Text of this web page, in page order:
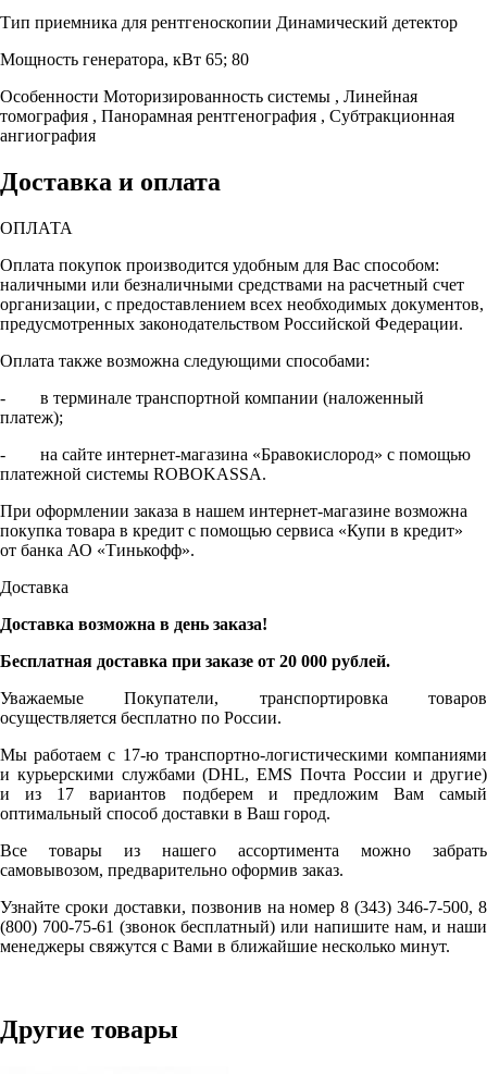
Тип приемника для рентгеноскопии Динамический детектор
Мощность генератора, кВт 65; 80
Особенности Моторизированность системы , Линейная
томография , Панорамная рентгенография , Субтракционная
ангиография
Доставка и оплата
ОПЛАТА
Оплата покупок производится удобным для Вас способом:
наличными или безналичными средствами на расчетный счет
организации, с предоставлением всех необходимых документов,
предусмотренных законодательством Российской Федерации.
Оплата также возможна следующими способами:
- в терминале транспортной компании (наложенный
платеж);
- на сайте интернет-магазина «Бравокислород» с помощью
платежной системы ROBOKASSA.
При оформлении заказа в нашем интернет-магазине возможна
покупка товара в кредит с помощью сервиса «Купи в кредит»
от банка АО «Тинькофф».
Доставка
Доставка возможна в день заказа!
Бесплатная доставка при заказе от 20 000 рублей.
Уважаемые Покупатели, транспортировка товаров
осуществляется бесплатно по России.
Мы работаем с 17-ю транспортно-логистическими компаниями
и курьерскими службами (DHL, EMS Почта России и другие)
и из 17 вариантов подберем и предложим Вам самый
оптимальный способ доставки в Ваш город.
Все товары из нашего ассортимента можно забрать
самовывозом, предварительно оформив заказ.
Узнайте сроки доставки, позвонив на номер 8 (343) 346-7-500, 8
(800) 700-75-61 (звонок бесплатный) или напишите нам, и наши
менеджеры свяжутся с Вами в ближайшие несколько минут.
Другие товары